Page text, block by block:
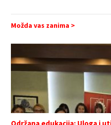
Možda vas zanima >